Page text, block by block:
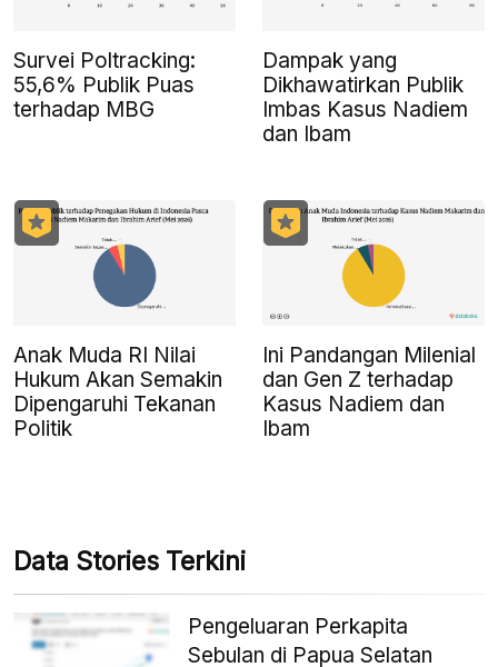
Survei Poltracking:
55,6% Publik Puas
terhadap MBG
Dampak yang
Dikhawatirkan Publik
Imbas Kasus Nadiem
dan Ibam
Anak Muda RI Nilai
Hukum Akan Semakin
Dipengaruhi Tekanan
Politik
Ini Pandangan Milenial
dan Gen Z terhadap
Kasus Nadiem dan
Ibam
Data Stories Terkini
Pengeluaran Perkapita
Sebulan di Papua Selatan